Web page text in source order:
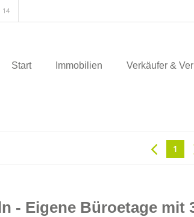
14
Start Immobilien Verkäufer &
1
- Eigene Büroetage mit